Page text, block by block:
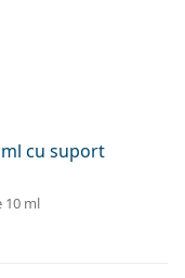
cu suport
10 ml